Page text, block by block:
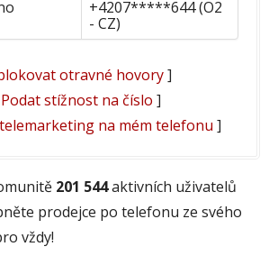
+4207*****644 (O2
- CZ)
otravné hovory]
Podat stížnost na číslo ]
na mém telefonu ]
201 544aktivních uživatelů
prodejce po telefonu ze svého
vždy!